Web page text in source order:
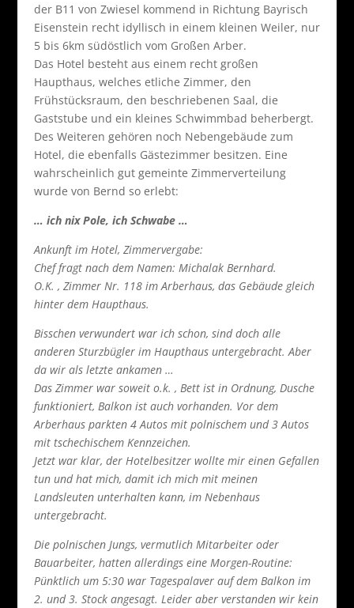
der B11 von Zwiesel kommend in Richtung Bayrisch
Eisenstein recht idyllisch in einem kleinen Weiler, nur
5 bis 6km südöstlich vom Großen Arber.
Das Hotel besteht aus einem recht großen
Haupthaus, welches etliche Zimmer, den
Frühstücksraum, den beschriebenen Saal, die
Gaststube und ein kleines Schwimmbad beherbergt.
Des Weiteren gehören noch Nebengebäude zum
Hotel, die ebenfalls Gästezimmer besitzen. Eine
wahrscheinlich gut gemeinte Zimmerverteilung
wurde von Bernd so erlebt:
… ich nix Pole, ich Schwabe …
Ankunft im Hotel, Zimmervergabe:
Chef fragt nach dem Namen: Michalak Bernhard.
O.K. , Zimmer Nr. 118 im Arberhaus, das Gebäude gleich
hinter dem Haupthaus.
Bisschen verwundert war ich schon, sind doch alle
anderen Sturzbügler im Haupthaus untergebracht. Aber
da wir als letzte ankamen …
Das Zimmer war soweit o.k. , Bett ist in Ordnung, Dusche
funktioniert, Balkon ist auch vorhanden. Vor dem
Arberhaus parkten 4 Autos mit polnischem und 3 Autos
mit tschechischem Kennzeichen.
Jetzt war klar, der Hotelbesitzer wollte mir einen Gefallen
tun und hat mich, damit ich mich mit meinen
Landsleuten unterhalten kann, im Nebenhaus
untergebracht.
Die polnischen Jungs, vermutlich Mitarbeiter oder
Bauarbeiter, hatten allerdings eine Morgen-Routine:
Pünktlich um 5:30 war Tagespalaver auf dem Balkon im
2. und 3. Stock angesagt. Leider aber verstanden wir kein